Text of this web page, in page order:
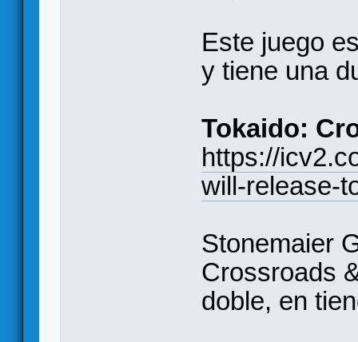
Este juego
y tiene una
Tokaido:
https://
will-release-
Stonemaier
Crossroads
doble, en